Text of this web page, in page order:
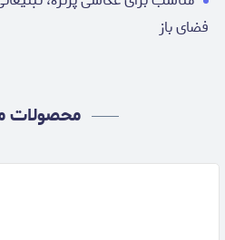
فضای باز
محصولات